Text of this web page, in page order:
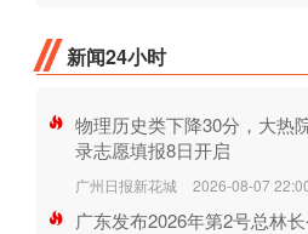
新闻24小时
物理历史类下降30分，大热
录志愿填报8日开启
广州日报新花城 2026-08-07
广东发布2026年第2号总林